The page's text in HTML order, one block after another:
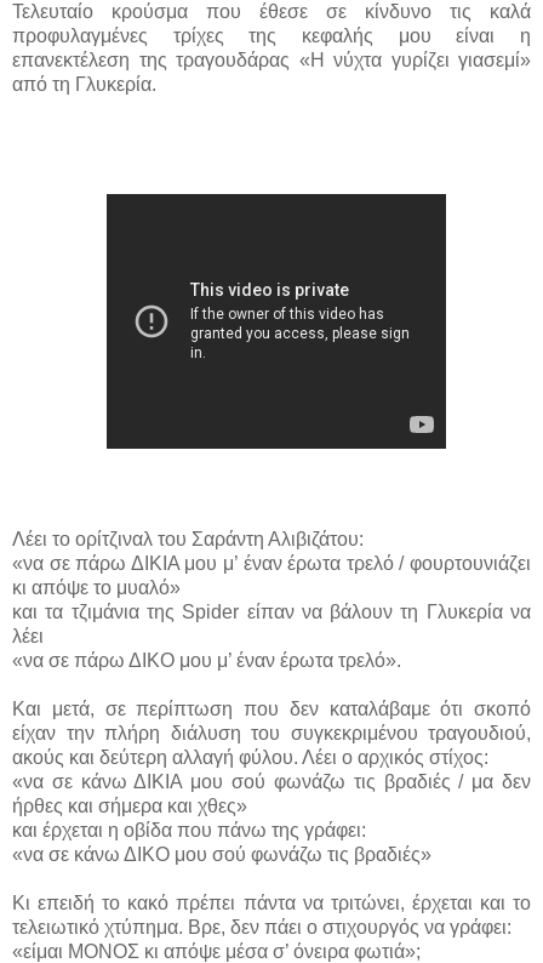
Τελευταίο κρούσμα που έθεσε σε κίνδυνο τις καλά
προφυλαγμένες τρίχες της κεφαλής μου είναι η
επανεκτέλεση της τραγουδάρας «Η νύχτα γυρίζει γιασεμί»
από τη Γλυκερία.
Λέει το ορίτζιναλ του Σαράντη Αλιβιζάτου:
«να σε πάρω ΔΙΚΙΑ μου μ’ έναν έρωτα τρελό / φουρτουνιάζει
κι απόψε το μυαλό»
και τα τζιμάνια της Spider είπαν να βάλουν τη Γλυκερία να
λέει
«να σε πάρω ΔΙΚΟ μου μ’ έναν έρωτα τρελό».
Και μετά, σε περίπτωση που δεν καταλάβαμε ότι σκοπό
είχαν την πλήρη διάλυση του συγκεκριμένου τραγουδιού,
ακούς και δεύτερη αλλαγή φύλου. Λέει ο αρχικός στίχος:
«να σε κάνω ΔΙΚΙΑ μου σού φωνάζω τις βραδιές / μα δεν
ήρθες και σήμερα και χθες»
και έρχεται η οβίδα που πάνω της γράφει:
«να σε κάνω ΔΙΚΟ μου σού φωνάζω τις βραδιές»
Κι επειδή το κακό πρέπει πάντα να τριτώνει, έρχεται και το
τελειωτικό χτύπημα. Βρε, δεν πάει ο στιχουργός να γράφει:
«είμαι ΜΟΝΟΣ κι απόψε μέσα σ’ όνειρα φωτιά»;